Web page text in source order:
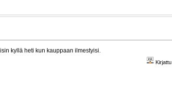
kyllä heti kun kauppaan ilmestyisi.
Kirjattu